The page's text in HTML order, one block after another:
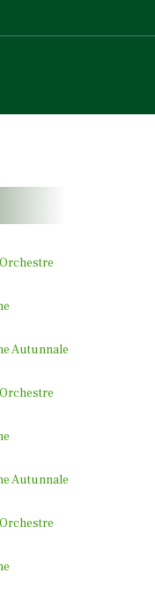
Autunnale
Autunnale